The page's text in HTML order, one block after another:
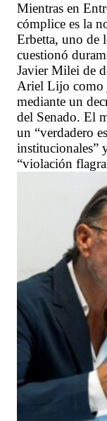
Mientras en
cómplice es la
Erbetta, uno de
cuestionó
Javier Milei de
Ariel Lijo como
mediante un
del Senado. El
un “verdadero
institucionales”
“violación